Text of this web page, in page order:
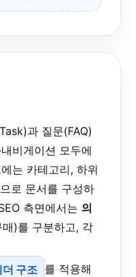
과 질문(FAQ)
비게이션 모두에
는 카테고리, 하위
로 문서를 구성하
측면에서는 의
)를 구분하고, 각
구조 를 적용해